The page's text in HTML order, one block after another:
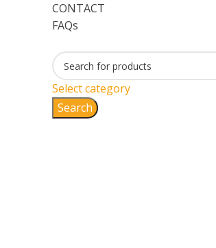
CONTACT
FAQs
Select category
Search